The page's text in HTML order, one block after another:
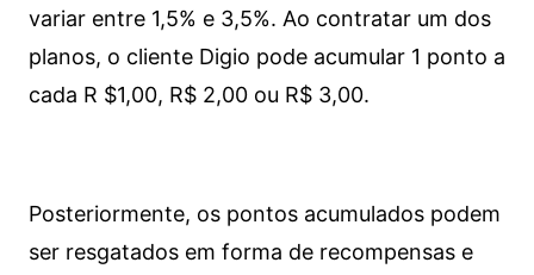
variar entre 1,5% e 3,5%. Ao contratar um dos
planos, o cliente Digio pode acumular 1 ponto a
cada R $1,00, R$ 2,00 ou R$ 3,00.
Posteriormente, os pontos acumulados podem
ser resgatados em forma de recompensas e